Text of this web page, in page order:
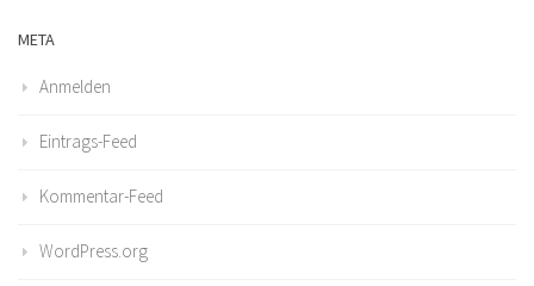
META
Anmelden
Eintrags-Feed
Kommentar-Feed
WordPress.org